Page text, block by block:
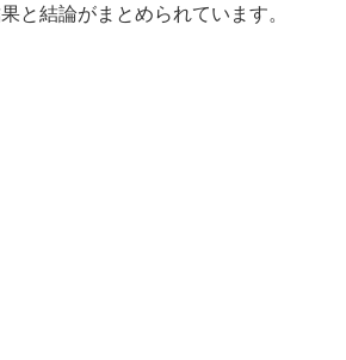
果と結論がまとめられています。